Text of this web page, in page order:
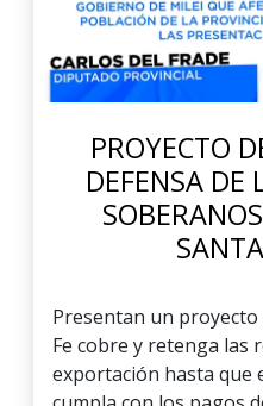
PROYECTO
DEFENSA DE
Presentan un proyecto
Fe cobre y retenga las
exportación hasta que